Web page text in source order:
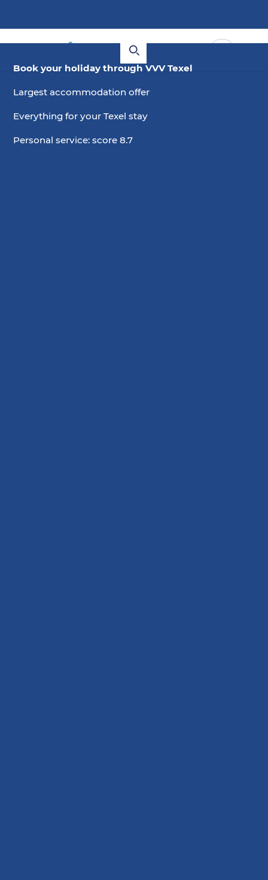
Book your holiday through VVV Texel
Largest accommodation offer
Everything for your Texel stay
Personal service: score 8.7